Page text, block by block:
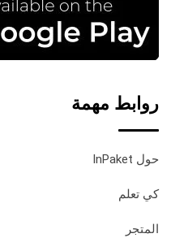
روابط مهمة
حول InPaket
كي تعلم
المتجر